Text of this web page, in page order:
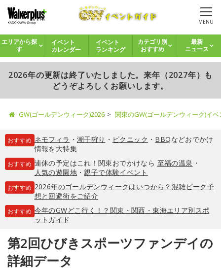
MENU
エリアから探
す
イベント
カレンダー
イベント
ランキング
カテゴリ別
おすすめ
最新
ニュース
2026年の更新は終了いたしました。来年（2027年）も
どうぞよろしくお願いします。
GW(ゴールデンウィーク)2026 関東のGW(ゴールデンウィーク)イ
おすすめ ネモフィラ ・ 潮干狩り ・ ピクニック ・ BBQなどおでかけ
情報を大特集
おすすめ 連休の予定はこれ！関東おでかけなら 至福の温泉 ・
人気の遊園地・親子で体験イベント
おすすめ 2026年のゴールデンウィークはいつから？混雑ピーク予
想と回避術をご紹介
おすすめ 今年のGWどこ行く！？関東・関西・東海エリア別スポ
ットガイド
第2回ひびきスポーツファンデイの
詳細データ